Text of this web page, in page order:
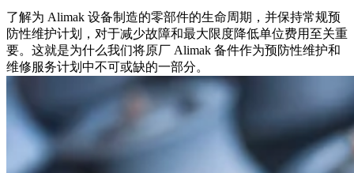
了解为 Alimak 设备制造的零部件的生命周期，并保持常规预
防性维护计划，对于减少故障和最大限度降低单位费用至关重
要。这就是为什么我们将原厂 Alimak 备件作为预防性维护和
维修服务计划中不可或缺的一部分。